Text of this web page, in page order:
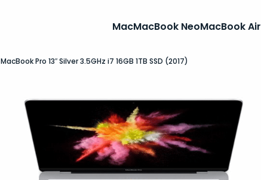
MacMacBook NeoMacBook Air
MacBook Pro 13″ Silver 3.5GHz i7 16GB 1TB SSD (2017)